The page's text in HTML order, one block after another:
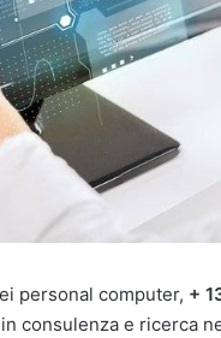
personal computer, +
consulenza e ricerca